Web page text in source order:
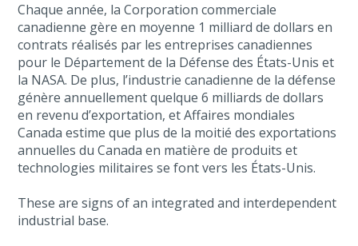
Chaque année, la Corporation commerciale
canadienne gère en moyenne 1 milliard de dollars en
contrats réalisés par les entreprises canadiennes
pour le Département de la Défense des États-Unis et
la NASA. De plus, l’industrie canadienne de la défense
génère annuellement quelque 6 milliards de dollars
en revenu d’exportation, et Affaires mondiales
Canada estime que plus de la moitié des exportations
annuelles du Canada en matière de produits et
technologies militaires se font vers les États-Unis.
These are signs of an integrated and interdependent
industrial base.